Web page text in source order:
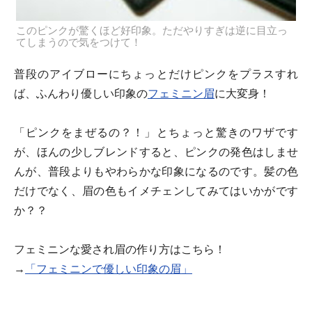
このピンクが驚くほど好印象。ただやりすぎは逆に目立っ
てしまうので気をつけて！
普段のアイブローにちょっとだけピンクをプラスすれ
ば、ふんわり優しい印象のフェミニン眉に大変身！
「ピンクをまぜるの？！」とちょっと驚きのワザです
が、ほんの少しブレンドすると、ピンクの発色はしませ
んが、普段よりもやわらかな印象になるのです。髪の色
だけでなく、眉の色もイメチェンしてみてはいかがです
か？？
フェミニンな愛され眉の作り方はこちら！
→
「フェミニンで優しい印象の眉」